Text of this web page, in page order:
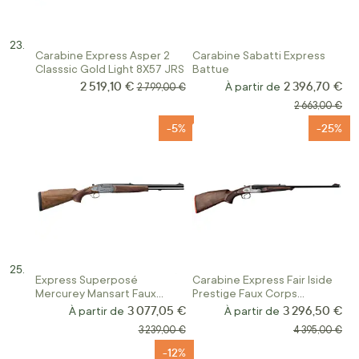
Carabine Express Asper 2
Classsic Gold Light 8X57 JRS
Prix Spécial
2 519,10 € Prix normal
2 799,00 €
Carabine Sabatti Express
Battue
À partir de 2 396,70 €
Prix normal
2 663,00 €
Express Superposé
Mercurey Mansart Faux
Corps Calibre 8X57 JRS
-5%
À partir de 3 077,05 €
Prix normal
3 239,00 €
Carabine Express Fair Iside
Prestige Faux Corps
Juxtaposée
-25%
À partir de 3 296,50 €
Prix normal
4 395,00 €
-12%